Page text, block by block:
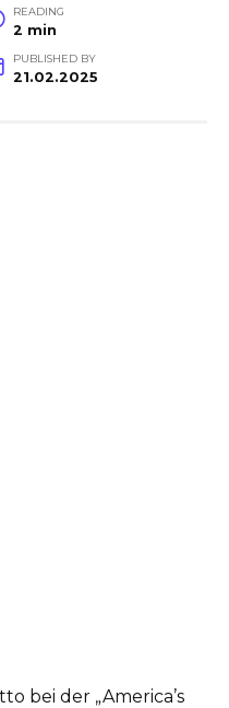
READING
2 min
PUBLISHED BY
21.02.2025
bei der „America’s